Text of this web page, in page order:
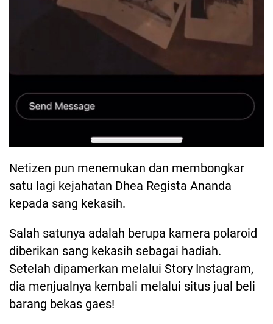
Netizen pun menemukan dan membongkar
satu lagi kejahatan Dhea Regista Ananda
kepada sang kekasih.
Salah satunya adalah berupa kamera polaroid
diberikan sang kekasih sebagai hadiah.
Setelah dipamerkan melalui Story Instagram,
dia menjualnya kembali melalui situs jual beli
barang bekas gaes!